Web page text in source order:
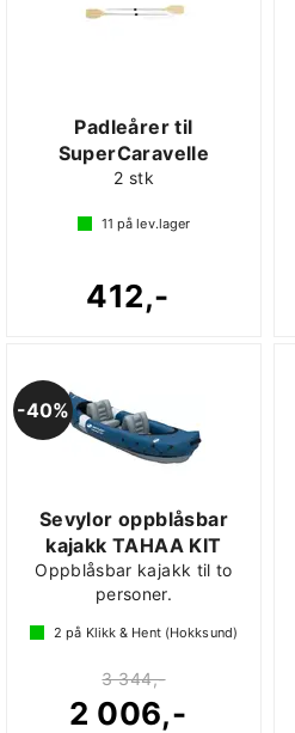
Padleårer til
SuperCaravelle
2 stk
11 på lev.lager
412,-
40%
Sevylor oppblåsbar
kajakk TAHAA KIT
Oppblåsbar kajakk til to
personer.
2 på Klikk & Hent (Hokksund)
3 344,-
2 006,-